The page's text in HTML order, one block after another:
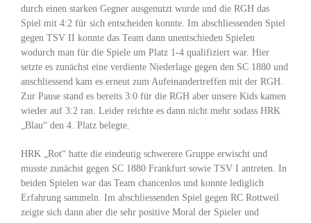
durch einen starken Gegner ausgenutzt wurde und die RGH das
Spiel mit 4:2 für sich entscheiden konnte. Im abschliessenden Spiel
gegen TSV II konnte das Team dann unentschieden Spielen
wodurch man für die Spiele um Platz 1-4 qualifiziert war. Hier
setzte es zunächst eine verdiente Niederlage gegen den SC 1880 und
anschliessend kam es erneut zum Aufeinandertreffen mit der RGH.
Zur Pause stand es bereits 3:0 für die RGH aber unsere Kids kamen
wieder auf 3:2 ran. Leider reichte es dann nicht mehr sodass HRK
„Blau“ den 4. Platz belegte.
HRK „Rot“ hatte die eindeutig schwerere Gruppe erwischt und
musste zunächst gegen SC 1880 Frankfurt sowie TSV I antreten. In
beiden Spielen war das Team chancenlos und konnte lediglich
Erfahrung sammeln. Im abschliessenden Spiel gegen RC Rottweil
zeigte sich dann aber die sehr positive Moral der Spieler und